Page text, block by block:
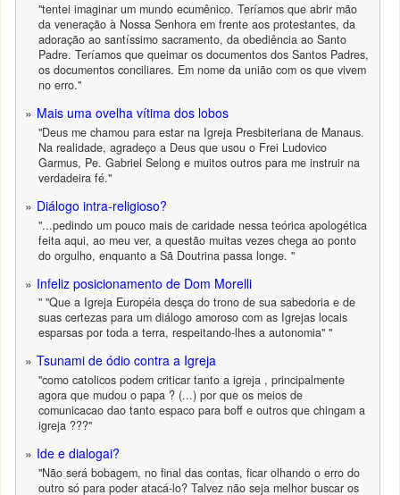
"tentei imaginar um mundo ecumênico. Teríamos que abrir mão
da veneração à Nossa Senhora em frente aos protestantes, da
adoração ao santíssimo sacramento, da obediência ao Santo
Padre. Teríamos que queimar os documentos dos Santos Padres,
os documentos conciliares. Em nome da união com os que vivem
no erro."
Mais uma ovelha vítima dos lobos
"Deus me chamou para estar na Igreja Presbiteriana de Manaus.
Na realidade, agradeço a Deus que usou o Frei Ludovico
Garmus, Pe. Gabriel Selong e muitos outros para me instruir na
verdadeira fé."
Diálogo intra-religioso?
"...pedindo um pouco mais de caridade nessa teórica apologética
feita aqui, ao meu ver, a questão muitas vezes chega ao ponto
do orgulho, enquanto a Sã Doutrina passa longe. "
Infeliz posicionamento de Dom Morelli
" "Que a Igreja Européia desça do trono de sua sabedoria e de
suas certezas para um diálogo amoroso com as Igrejas locais
esparsas por toda a terra, respeitando-lhes a autonomia" "
Tsunami de ódio contra a Igreja
"como catolicos podem criticar tanto a igreja , principalmente
agora que mudou o papa ? (...) por que os meios de
comunicacao dao tanto espaco para boff e outros que chingam a
igreja ???"
Ide e dialogai?
"Não será bobagem, no final das contas, ficar olhando o erro do
outro só para poder atacá-lo? Talvez não seja melhor buscar os